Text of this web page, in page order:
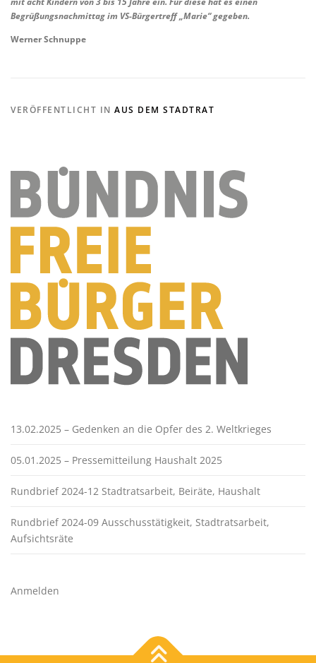
Begrüßungsnachmittag im VS-Bürgertreff „Marie“ gegeben.
Werner Schnuppe
VERÖFFENTLICHT IN AUS DEM STADTRAT
13.02.2025 – Gedenken an die Opfer des 2. Weltkrieges
05.01.2025 – Pressemitteilung Haushalt 2025
Rundbrief 2024-12 Stadtratsarbeit, Beiräte, Haushalt
Rundbrief 2024-09 Ausschusstätigkeit, Stadtratsarbeit,
Aufsichtsräte
Anmelden